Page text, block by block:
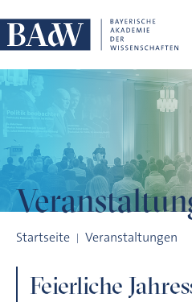
Startseite Veranstaltungen
Feierliche